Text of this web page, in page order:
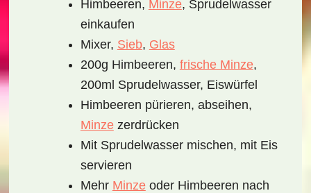
Himbeeren, Minze, Sprudelwasser
einkaufen
Mixer, Sieb, Glas
200g Himbeeren, frische Minze,
200ml Sprudelwasser, Eiswürfel
Himbeeren pürieren, abseihen,
Minzezerdrücken
Mit Sprudelwasser mischen, mit Eis
servieren
Mehr Minzeoder Himbeeren nach